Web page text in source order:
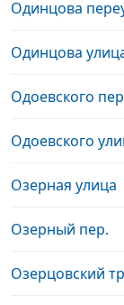
Одинцова
Одинцова
Одоевского
Одоевского
Озерная улица
Озерный пер.
Озерцовский